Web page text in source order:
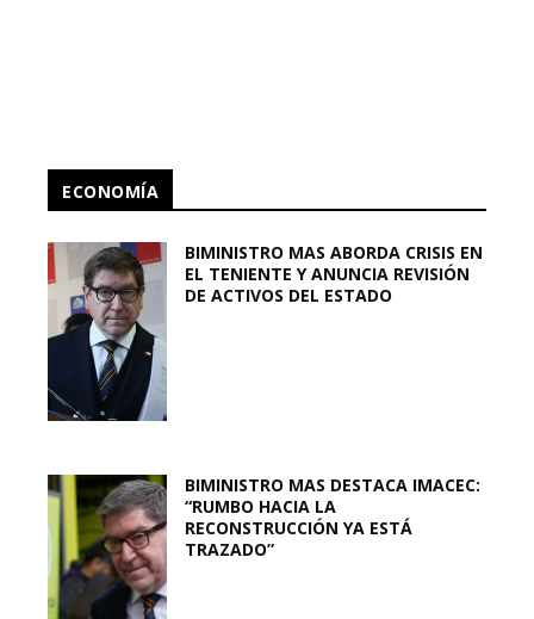
ECONOMÍA
BIMINISTRO MAS ABORDA CRISIS EN
EL TENIENTE Y ANUNCIA REVISIÓN
DE ACTIVOS DEL ESTADO
BIMINISTRO MAS DESTACA IMACEC:
“RUMBO HACIA LA
RECONSTRUCCIÓN YA ESTÁ
TRAZADO”